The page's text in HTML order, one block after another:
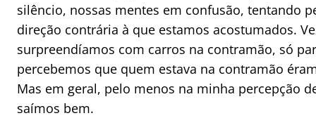
silêncio, nossas mentes em confusão, tentando
direção contrária à que estamos acostumados.
surpreendíamos com carros na contramão, só
percebemos que quem estava na contramão
Mas em geral, pelo menos na minha percepção
saímos bem.